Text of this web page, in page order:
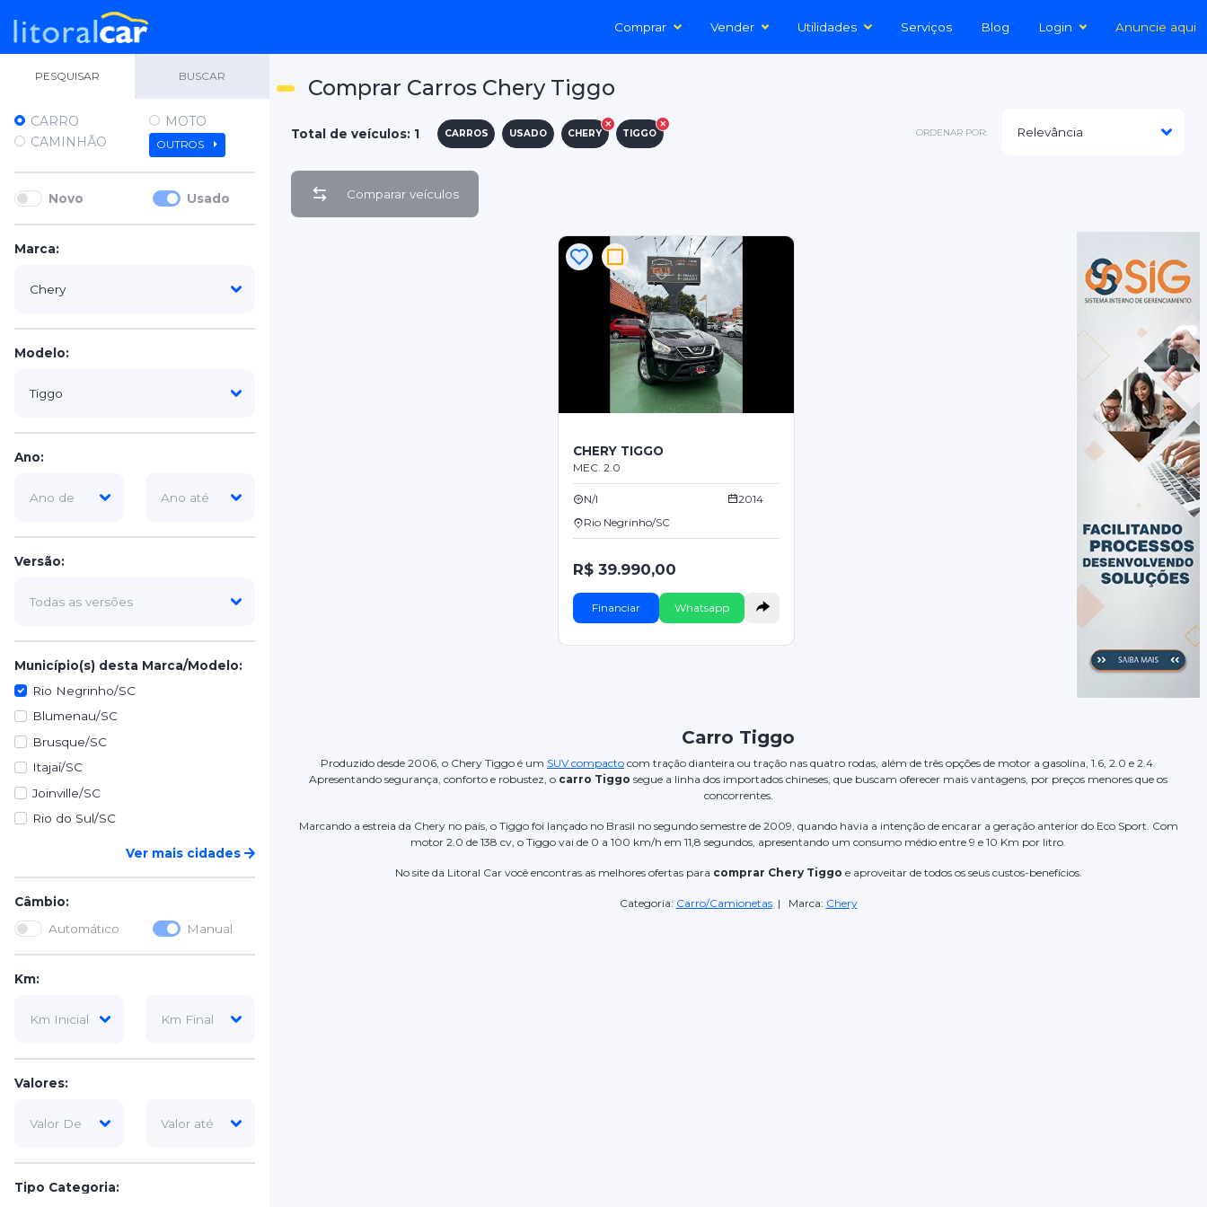
Comprar Vender Utilidades Serviços Blog Login Anuncie aqui
PESQUISAR BUSCAR
CARRO
MOTO
CAMINHÃO
OUTROS
Novo Usado
Marca:
Modelo:
Ano:
Versão:
Município(s) desta Marca/Modelo:
Rio Negrinho/SC
Blumenau/SC
Brusque/SC
Itajaí/SC
Joinville/SC
Rio do Sul/SC
Ver mais cidades
Câmbio:
Automático
Manual
Km:
Valores:
Tipo Categoria:
Comprar Carros Chery Tiggo
Total de veículos: 1 CARROS USADO CHERY TIGGO ORDENAR POR:
Comparar veículos
CHERY TIGGO
MEC. 2.0
N/I
2014
Rio Negrinho/SC
R$ 39.990,00
Financiar Whatsapp
Carro Tiggo
Produzido desde 2006, o Chery Tiggo é um SUV compacto com tração dianteira ou tração nas quatro rodas, além de três opções de motor a gasolina, 1.6, 2.0 e 2.4.
Apresentando segurança, conforto e robustez, o carro Tiggo segue a linha dos importados chineses, que buscam oferecer mais vantagens, por preços menores que os
concorrentes.
Marcando a estreia da Chery no país, o Tiggo foi lançado no Brasil no segundo semestre de 2009, quando havia a intenção de encarar a geração anterior do Eco Sport. Com
motor 2.0 de 138 cv, o Tiggo vai de 0 a 100 km/h em 11,8 segundos, apresentando um consumo médio entre 9 e 10 Km por litro.
No site da Litoral Car você encontras as melhores ofertas para comprar Chery Tiggo e aproveitar de todos os seus custos-benefícios.
Categoria: Carro/Camionetas| Marca: Chery